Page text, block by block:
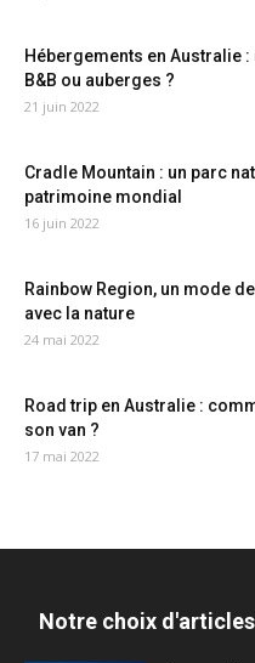
Hébergements en Australie :
B&B ou auberges ?
21 juin 2022
Cradle Mountain : un parc
patrimoine mondial
16 juin 2022
Rainbow Region, un mode
avec la nature
24 mai 2022
Road trip en Australie :
son van ?
17 mai 2022
Notre choix d'articles